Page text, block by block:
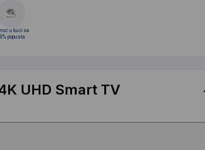
u kući sa
popusta
UHD Smart TV